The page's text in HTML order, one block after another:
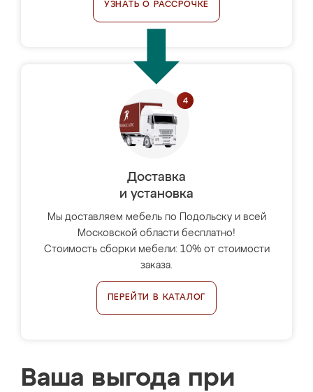
УЗНАТЬ О РАССРОЧКЕ
Доставка
и установка
Мы доставляем мебель по Подольску и всей
Московской области бесплатно!
Стоимость сборки мебели: 10% от стоимости
заказа.
ПЕРЕЙТИ В КАТАЛОГ
Ваша выгода при